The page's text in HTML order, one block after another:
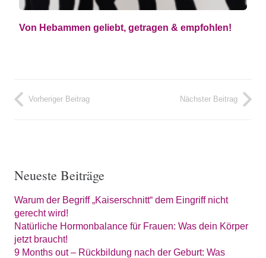
Von Hebammen geliebt, getragen & empfohlen!
Vorheriger Beitrag Nächster Beitrag
Neueste Beiträge
Warum der Begriff „Kaiserschnitt“ dem Eingriff nicht
gerecht wird!
Natürliche Hormonbalance für Frauen: Was dein Körper
jetzt braucht!
9 Months out – Rückbildung nach der Geburt: Was